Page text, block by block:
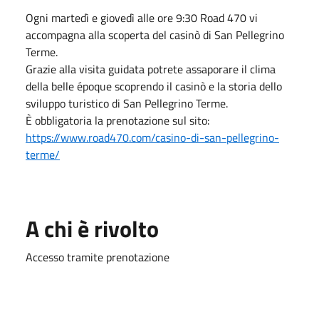
Ogni martedì e giovedì alle ore 9:30 Road 470 vi
accompagna alla scoperta del casinò di San Pellegrino
Terme.
Grazie alla visita guidata potrete assaporare il clima
della belle époque scoprendo il casinò e la storia dello
sviluppo turistico di San Pellegrino Terme.
È obbligatoria la prenotazione sul sito:
https://www.road470.com/casino-di-san-pellegrino-
terme/
A chi è rivolto
Accesso tramite prenotazione